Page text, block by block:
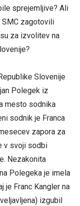
sprejemljive? Ali
SMC zagotovili
za izvolitev na
Slovenije
Polegek iz
mesto sodnika
sodnik je Franca
zapora za
v svoji sodbi
Nezakonita
Polegeka je imela
je Franc Kangler na
izgubil